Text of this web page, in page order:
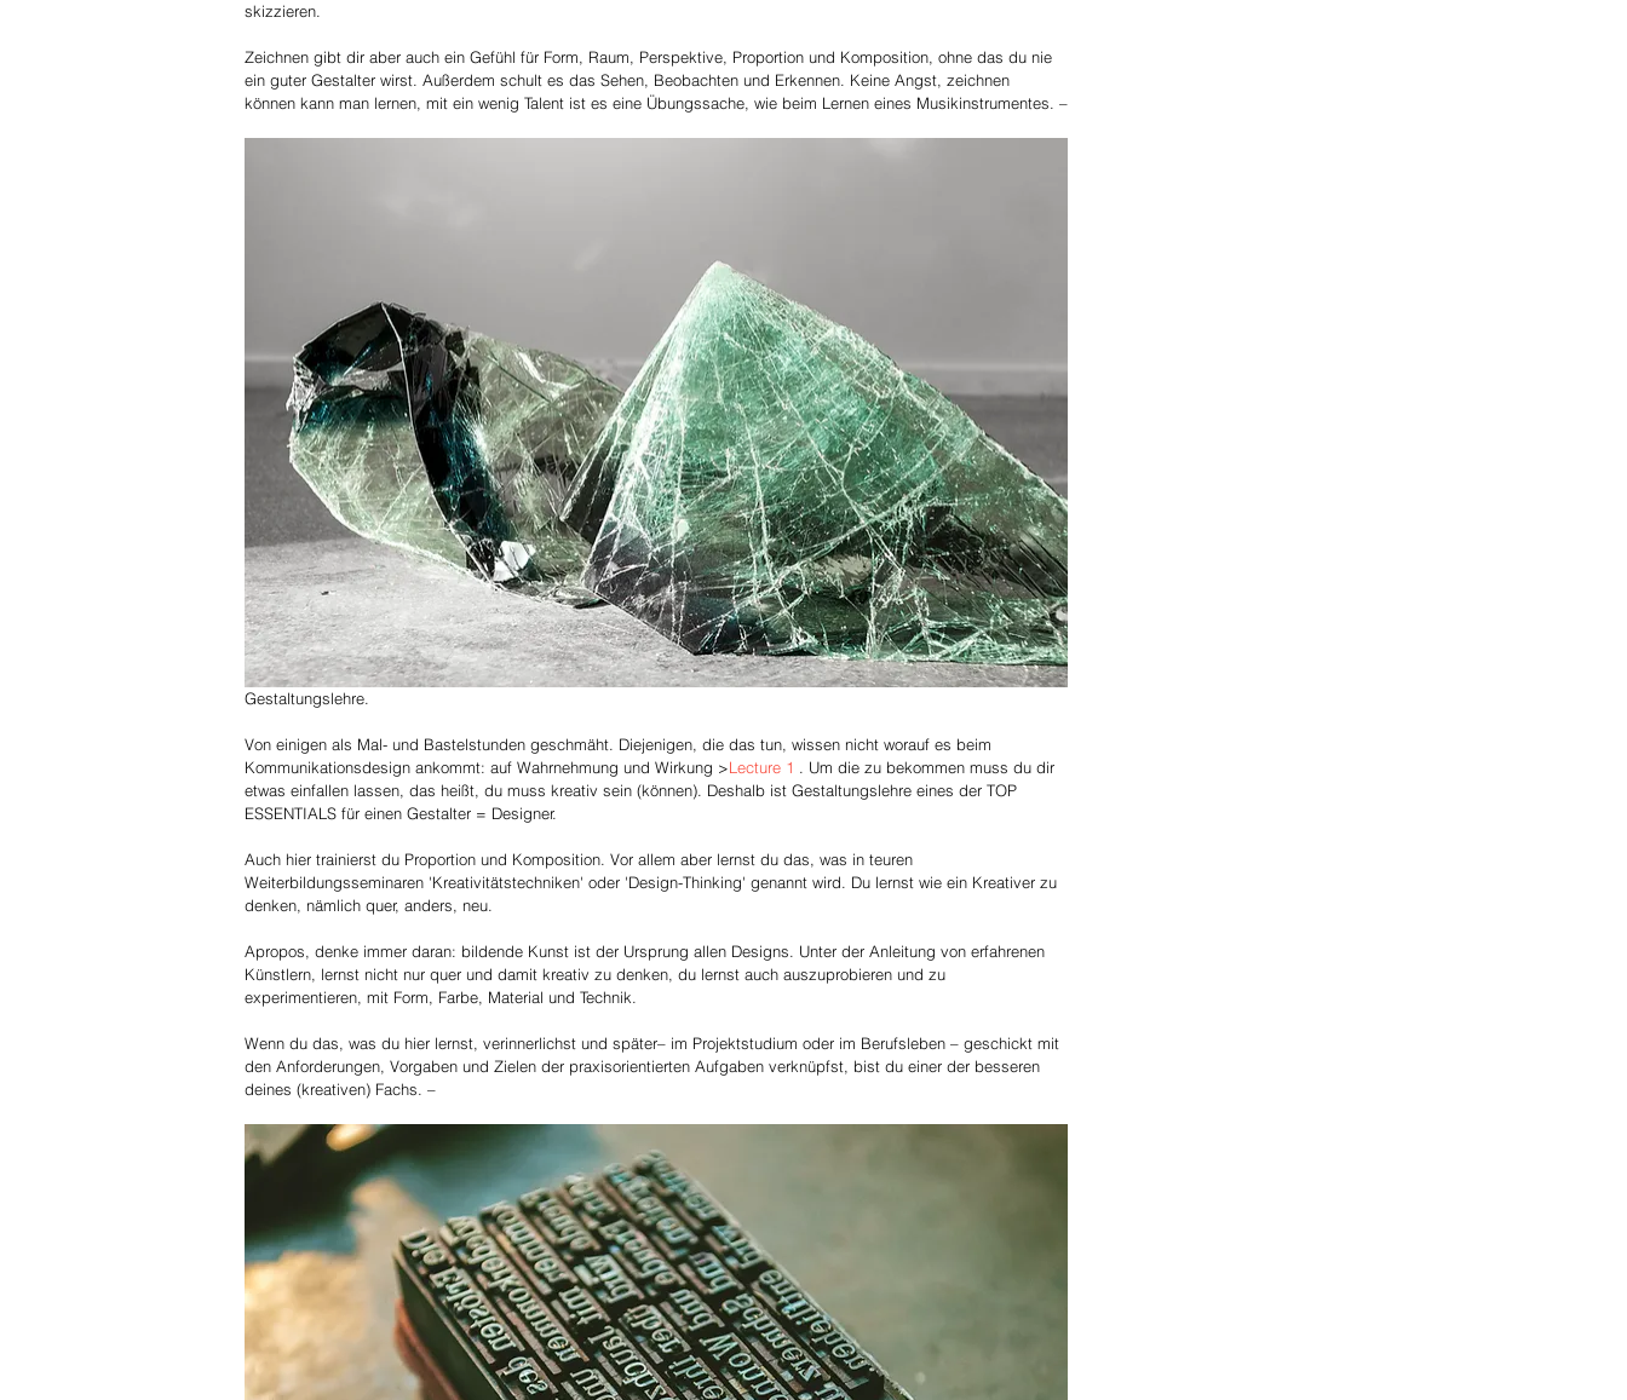
skizzieren.
Zeichnen gibt dir aber auch ein Gefühl für Form, Raum, Perspektive, Proportion und Komposition, ohne das du nie
ein guter Gestalter wirst. Außerdem schult es das Sehen, Beobachten und Erkennen. Keine Angst, zeichnen
können kann man lernen, mit ein wenig Talent ist es eine Übungssache, wie beim Lernen eines Musikinstrumentes. –
Gestaltungslehre.
Von einigen als Mal- und Bastelstunden geschmäht. Diejenigen, die das tun, wissen nicht worauf es beim
Kommunikationsdesign ankommt: auf Wahrnehmung und Wirkung >Lecture 1 . Um die zu bekommen muss du dir
etwas einfallen lassen, das heißt, du muss kreativ sein (können). Deshalb ist Gestaltungslehre eines der TOP
ESSENTIALS für einen Gestalter = Designer.
Auch hier trainierst du Proportion und Komposition. Vor allem aber lernst du das, was in teuren
Weiterbildungsseminaren 'Kreativitätstechniken' oder 'Design-Thinking' genannt wird. Du lernst wie ein Kreativer zu
denken, nämlich quer, anders, neu.
Apropos, denke immer daran: bildende Kunst ist der Ursprung allen Designs. Unter der Anleitung von erfahrenen
Künstlern, lernst nicht nur quer und damit kreativ zu denken, du lernst auch auszuprobieren und zu
experimentieren, mit Form, Farbe, Material und Technik.
Wenn du das, was du hier lernst, verinnerlichst und später– im Projektstudium oder im Berufsleben – geschickt mit
den Anforderungen, Vorgaben und Zielen der praxisorientierten Aufgaben verknüpfst, bist du einer der besseren
deines (kreativen) Fachs. –